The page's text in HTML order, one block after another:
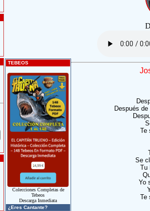
TEBEOS
Colecciones Completas de
Tebeos
Descarga Inmediata
¿Eres Cantante?
Después
Te
Se
Tu
Yo
Te